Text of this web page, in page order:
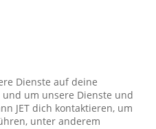
Dienste auf deine
um unsere Dienste und
JET dich kontaktieren, um
unter anderem